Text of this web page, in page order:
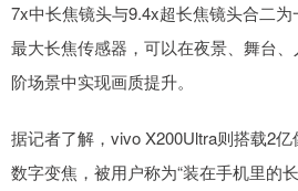
7x中长焦镜头与9.4x超长焦镜头合二
最大长焦传感器，可以在夜景、舞台
阶场景中实现画质提升。
据记者了解，vivo X200Ultra则搭载2
数字变焦，被用户称为“装在手机里的